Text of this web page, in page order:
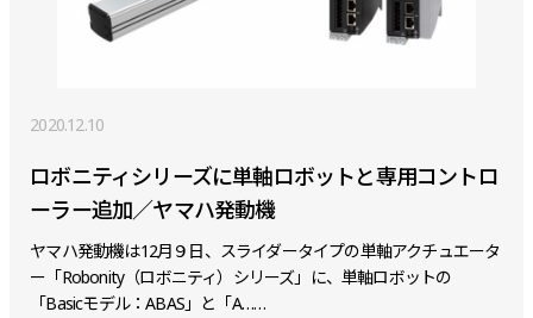
2020.12.10
ロボニティシリーズに単軸ロボットと専用コントロ
ーラー追加／ヤマハ発動機
ヤマハ発動機は12月９日、スライダータイプの単軸アクチュエータ
ー「Robonity（ロボニティ）シリーズ」に、単軸ロボットの
「Basicモデル：ABAS」と「A……